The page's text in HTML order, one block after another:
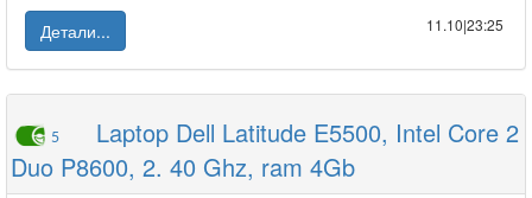
Детали...
11.10|23:25
5
Laptop Dell Latitude E5500, Intel Core 2
Duo P8600, 2. 40 Ghz, ram 4Gb